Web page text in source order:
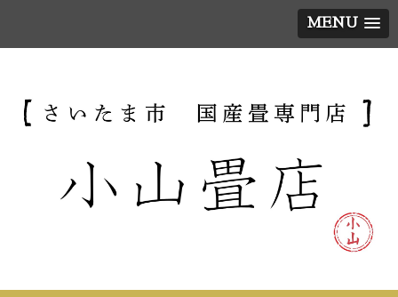
MENU